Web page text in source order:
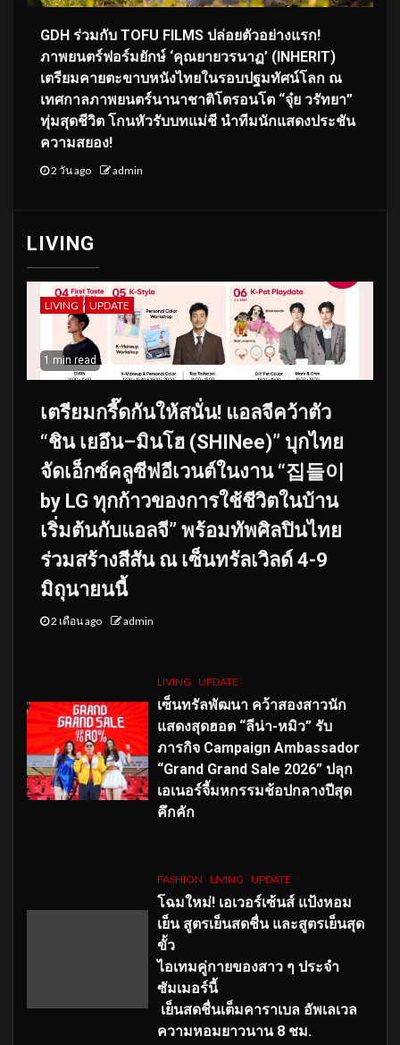
GDH ร่วมกับ TOFU FILMS ปล่อยตัวอย่างแรก!
ภาพยนตร์ฟอร์มยักษ์ ‘คุณยายวรนาฏ’ (INHERIT)
เตรียมคายตะขาบหนังไทยในรอบปฐมทัศน์โลก ณ
เทศกาลภาพยนตร์นานาชาติโตรอนโต “จุ๋ย วรัทยา”
ทุ่มสุดชีวิต โกนหัวรับบทแม่ชี นำทีมนักแสดงประชัน
ความสยอง!
2 วัน ago admin
LIVING
LIVING UPDATE
1 min read
เตรียมกรี๊ดกันให้สนั่น! แอลจีคว้าตัว
“ชิน เยอึน–มินโฮ (SHINee)” บุกไทย
จัดเอ็กซ์คลูซีฟอีเวนต์ในงาน “집들이
by LG ทุกก้าวของการใช้ชีวิตในบ้าน
เริ่มต้นกับแอลจี” พร้อมทัพศิลปินไทย
ร่วมสร้างสีสัน ณ เซ็นทรัลเวิลด์ 4-9
มิถุนายนนี้
2 เดือน ago admin
LIVING UPDATE
เซ็นทรัลพัฒนา คว้าสองสาวนัก
แสดงสุดฮอต “ลีน่า-หมิว” รับ
ภารกิจ Campaign Ambassador
“Grand Grand Sale 2026” ปลุก
เอเนอร์จี้มหกรรมช้อปกลางปีสุด
คึกคัก
FASHION LIVING UPDATE
โฉมใหม่! เอเวอร์เซ้นส์ แป้งหอม
เย็น สูตรเย็นสดชื่น และสูตรเย็นสุด
ขั้ว
ไอเทมคู่กายของสาว ๆ ประจำ
ซัมเมอร์นี้
เย็นสดชื่นเต็มคาราเบล อัพเลเวล
ความหอมยาวนาน 8 ชม.